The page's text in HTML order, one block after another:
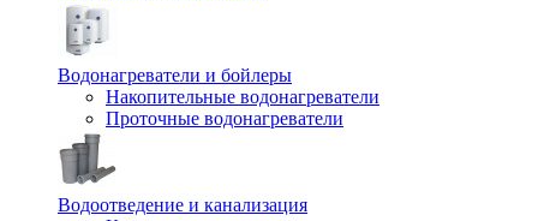
Водонагреватели и бойлеры
Накопительные водонагреватели
Проточные водонагреватели
Водоотведение и канализация